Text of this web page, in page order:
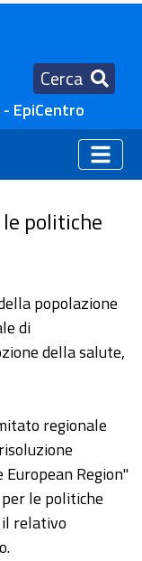
Cerca
EpiCentro
politiche
popolazione
di
della salute,
regionale
Region"
le politiche
relativo